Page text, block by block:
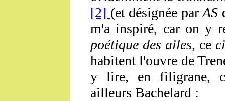
[2] (et désignée parAS
m'a inspiré, car on y
poétique des ailes, ce
habitent l'ouvre de
y lire, en filigrane,
ailleurs Bachelard :